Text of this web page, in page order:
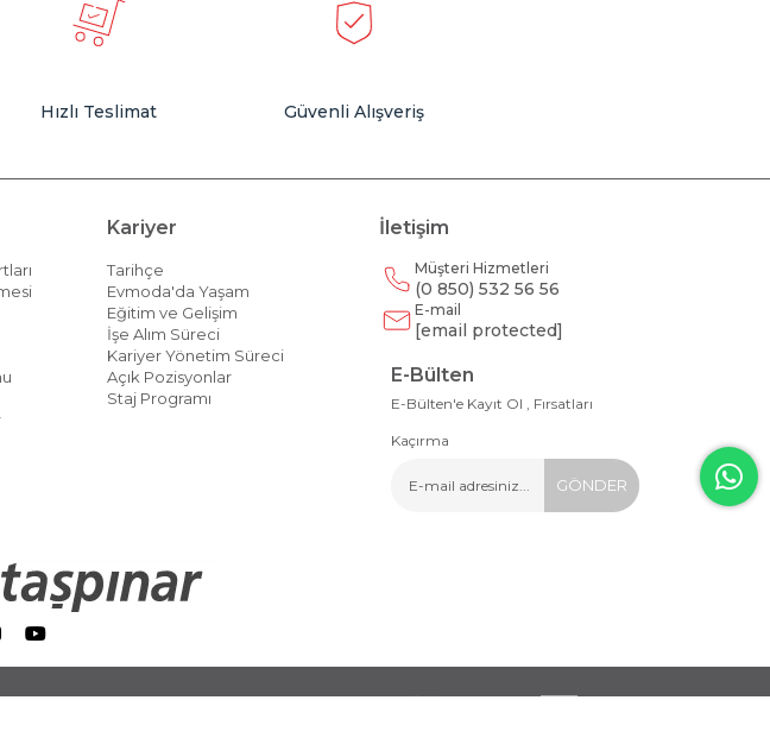
Hızlı Teslimat Güvenli Alışveriş
Kariyer
Tarihçe
Evmoda'da Yaşam
Eğitim ve Gelişim
İşe Alım Süreci
Kariyer Yönetim Süreci
Açık Pozisyonlar
Staj Programı
İletişim
Müşteri Hizmetleri
(0 850) 532 56 56
E-mail
[email protected]
E-Bülten
E-Bülten'e Kayıt Ol , Fırsatları
Kaçırma
GÖNDER